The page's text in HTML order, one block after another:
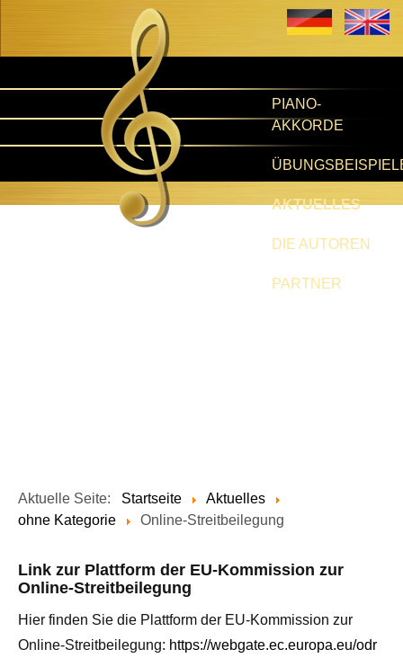
PIANO-
AKKORDE
AKTUELLES
DIE AUTOREN
PARTNER
Aktuelle Seite: Startseite
Aktuelles
ohne Kategorie
Online-Streitbeilegung
Link zur Plattform der EU-Kommission zur
Online-Streitbeilegung
Hier finden Sie die Plattform der EU-Kommission zur
Online-Streitbeilegung: https://webgate.ec.europa.eu/odr